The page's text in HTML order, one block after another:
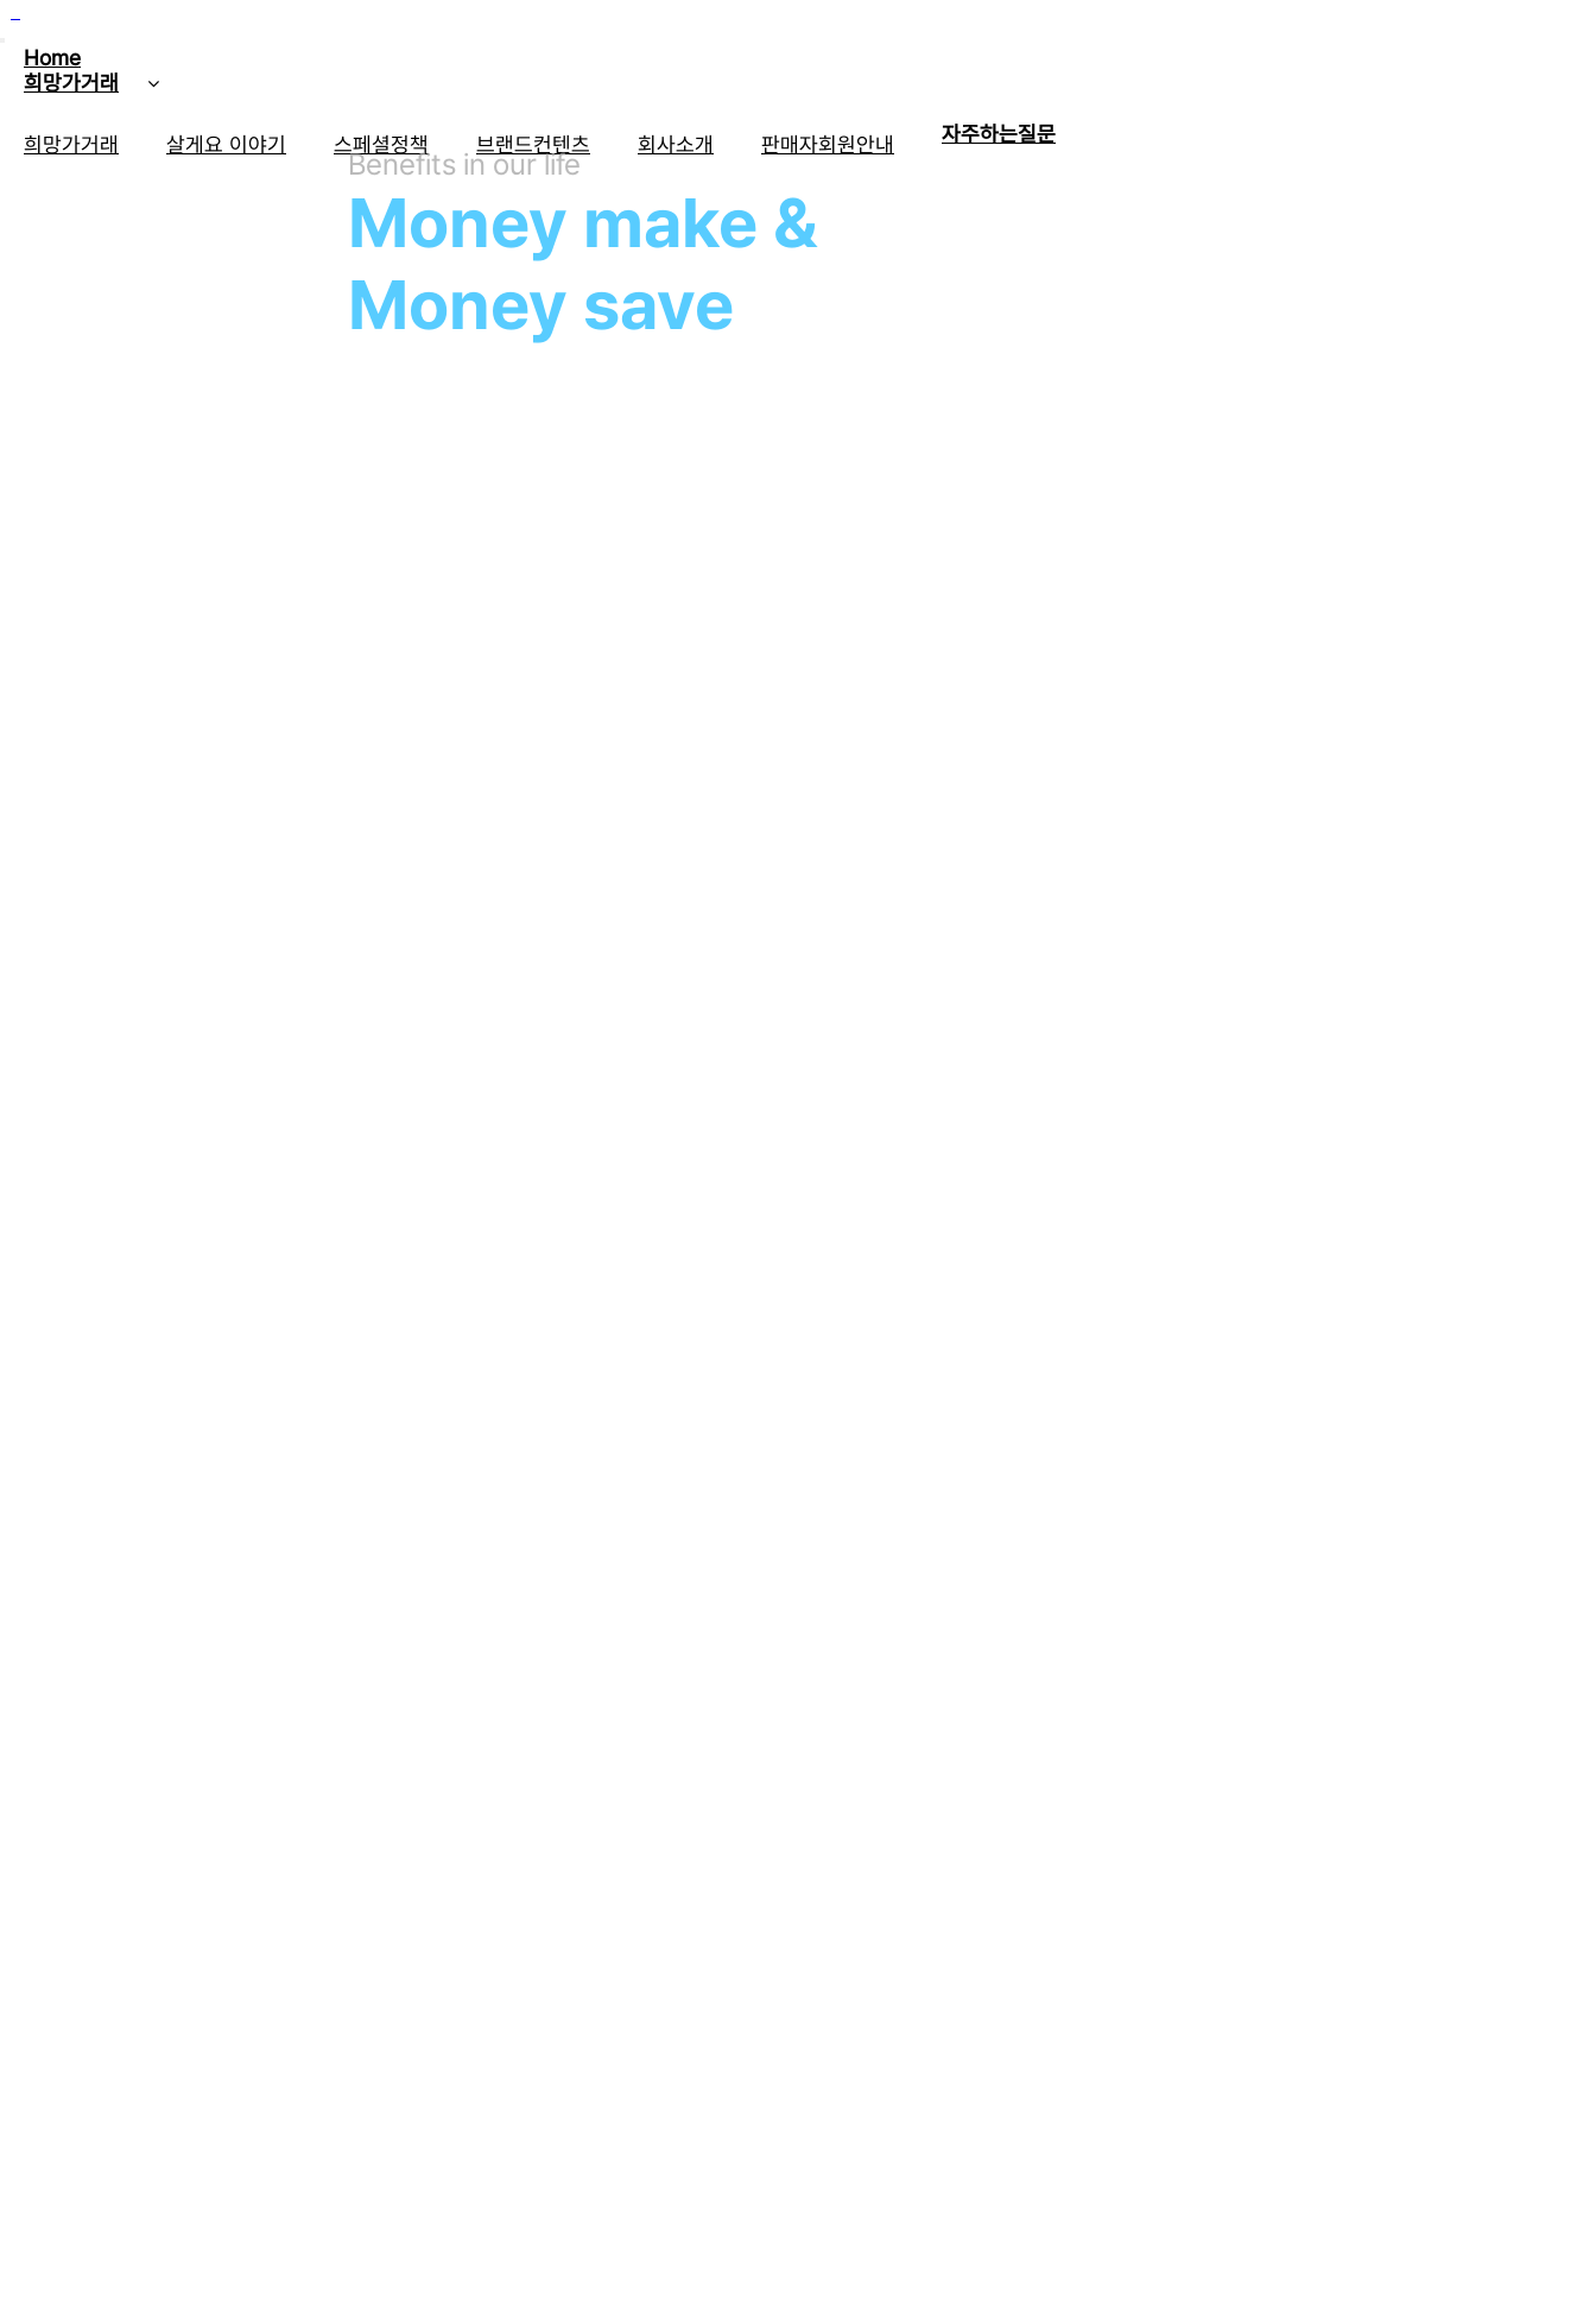
Home
희망가거래
희망가거래 살게요 이야기 스페셜정책 브랜드컨텐츠 회사소개 판매자회원안내 자주하는질문
Benefits in our life
Money make &
Money save